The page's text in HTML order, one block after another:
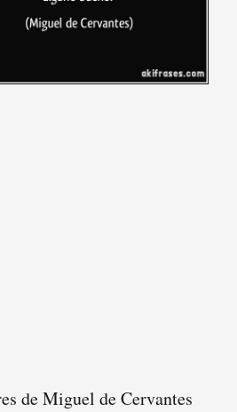
de Miguel de Cervantes